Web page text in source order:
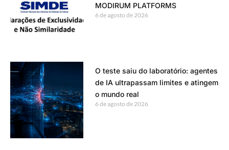
MODIRUM PLATFORMS
6 de agosto de 2026
O teste saiu do laboratório: agentes
de IA ultrapassam limites e atingem
o mundo real
6 de agosto de 2026